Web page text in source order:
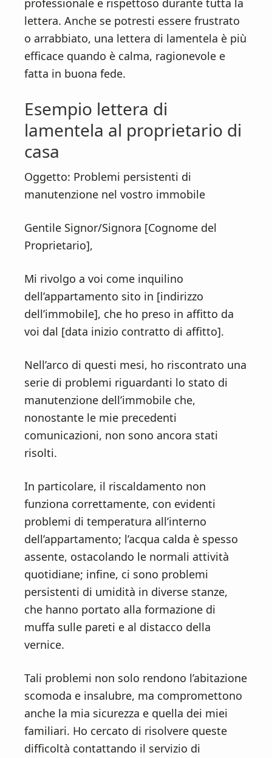
professionale e rispettoso durante tutta la
lettera. Anche se potresti essere frustrato
o arrabbiato, una lettera di lamentela è più
efficace quando è calma, ragionevole e
fatta in buona fede.
Esempio lettera di
lamentela al proprietario di
casa
Oggetto: Problemi persistenti di
manutenzione nel vostro immobile
Gentile Signor/Signora [Cognome del
Proprietario],
Mi rivolgo a voi come inquilino
dell’appartamento sito in [indirizzo
dell’immobile], che ho preso in affitto da
voi dal [data inizio contratto di affitto].
Nell’arco di questi mesi, ho riscontrato una
serie di problemi riguardanti lo stato di
manutenzione dell’immobile che,
nonostante le mie precedenti
comunicazioni, non sono ancora stati
risolti.
In particolare, il riscaldamento non
funziona correttamente, con evidenti
problemi di temperatura all’interno
dell’appartamento; l’acqua calda è spesso
assente, ostacolando le normali attività
quotidiane; infine, ci sono problemi
persistenti di umidità in diverse stanze,
che hanno portato alla formazione di
muffa sulle pareti e al distacco della
vernice.
Tali problemi non solo rendono l’abitazione
scomoda e insalubre, ma compromettono
anche la mia sicurezza e quella dei miei
familiari. Ho cercato di risolvere queste
difficoltà contattando il servizio di